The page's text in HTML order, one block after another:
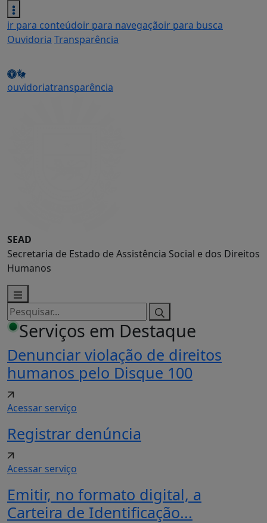
ir para conteúdoir para navegaçãoir para busca
Ouvidoria Transparência
ouvidoriatransparência
SEAD
Secretaria de Estado de Assistência Social e dos Direitos
Humanos
Pesquisar
por:Serviços em Destaque
Denunciar violação de direitos
humanos pelo Disque 100
Acessar serviço
Registrar denúncia
Acessar serviço
Emitir, no formato digital, a
Carteira de Identificação...